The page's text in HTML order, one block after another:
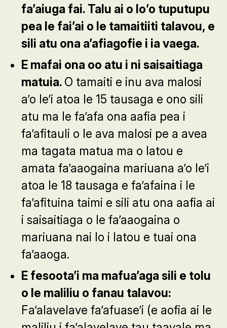
fa’aiuga fai. Talu ai o lo’o tuputupu
pea le fai’ai o le tamaitiiti talavou, e
sili atu ona a’afiagofie i ia vaega.
E mafai ona oo atu i ni saisaitiaga
matuia. O tamaiti e inu ava malosi
a’o le’i atoa le 15 tausaga e ono sili
atu ma le fa’afa ona aafia pea i
fa’afitauli o le ava malosi pe a avea
ma tagata matua ma o latou e
amata fa’aaogaina mariuana a’o le’i
atoa le 18 tausaga e fa’afaina i le
fa’afituina taimi e sili atu ona aafia ai
i saisaitiaga o le fa’aaogaina o
mariuana nai lo i latou e tuai ona
fa’aaoga.
E fesoota’i ma mafua’aga sili e tolu
o le maliliu o fanau talavou:
Fa’alavelave fa’afuase’i (e aofia ai le